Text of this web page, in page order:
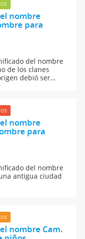
nombre
para
del nombre
de los clanes
debió ser
nombre
para
del nombre
antigua ciudad
nombre Cam.